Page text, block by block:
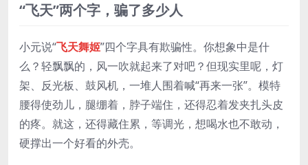
“飞天”两个字，骗了多少人
小元说“飞天舞姬”四个字具有欺骗性。你想象中是什
么？轻飘飘的，风一吹就起来了对吧？但现实里呢，灯
架、反光板、鼓风机，一堆人围着喊“再来一张”。模特
腰得使劲儿，腿绷着，脖子端住，还得忍着发夹扎头皮
的疼。就这，还得藏住累，等调光，想喝水也不敢动，
硬撑出一个好看的外壳。